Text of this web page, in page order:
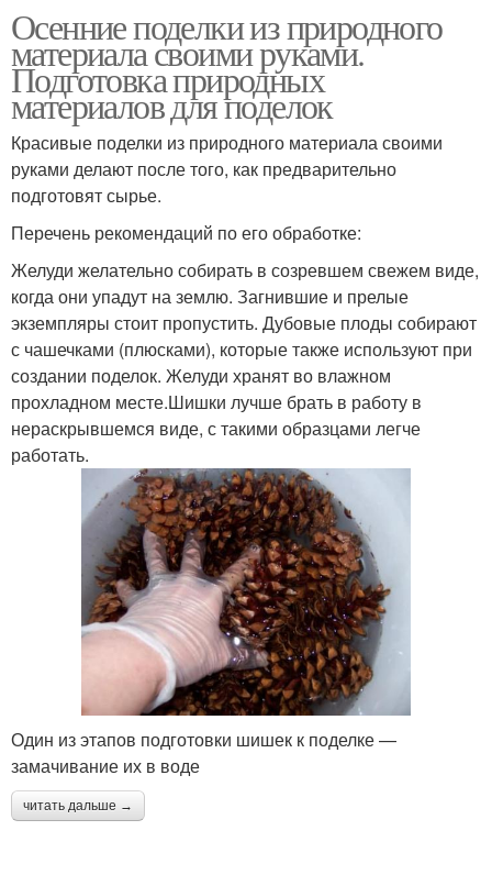
Осенние поделки из природного
материала своими руками.
Подготовка природных
материалов для поделок
Красивые поделки из природного материала своими
руками делают после того, как предварительно
подготовят сырье.
Перечень рекомендаций по его обработке:
Желуди желательно собирать в созревшем свежем виде,
когда они упадут на землю. Загнившие и прелые
экземпляры стоит пропустить. Дубовые плоды собирают
с чашечками (плюсками), которые также используют при
создании поделок. Желуди хранят во влажном
прохладном месте.Шишки лучше брать в работу в
нераскрывшемся виде, с такими образцами легче
работать.
Один из этапов подготовки шишек к поделке —
замачивание их в воде
читать дальше →